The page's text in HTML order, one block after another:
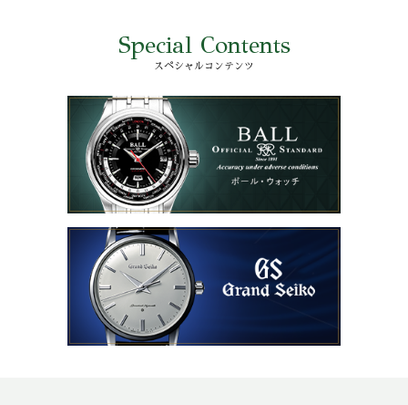
Special Contents
スペシャルコンテンツ